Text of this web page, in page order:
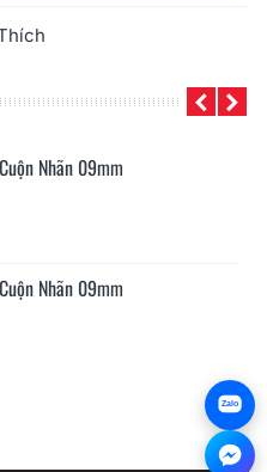
Nhãn 09mm
Nhãn 09mm
Zalo